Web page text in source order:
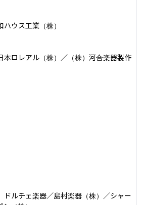
ウス工業（株）
本ロレアル（株）／（株）河合楽器製作
ドルチェ楽器／島村楽器（株）／シャー